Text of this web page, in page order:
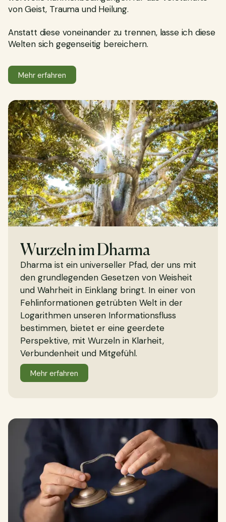
von Geist, Trauma und Heilung.
Anstatt diese voneinander zu trennen, lasse ich diese
Welten sich gegenseitig bereichern.
Mehr erfahren
Wurzeln im Dharma
Dharma ist ein universeller Pfad, der uns mit
den grundlegenden Gesetzen von Weisheit
und Wahrheit in Einklang bringt. In einer von
Fehlinformationen getrübten Welt in der
Logarithmen unseren Informationsfluss
bestimmen, bietet er eine geerdete
Perspektive, mit Wurzeln in Klarheit,
Verbundenheit und Mitgefühl.
Mehr erfahren